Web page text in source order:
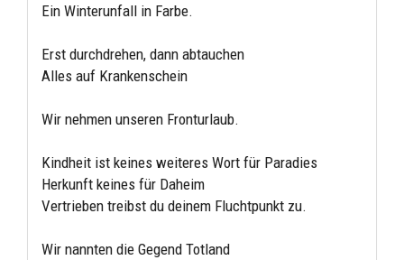
Ein Winterunfall in Farbe.
Erst durchdrehen, dann abtauchen
Alles auf Krankenschein
Wir nehmen unseren Fronturlaub.
Kindheit ist keines weiteres Wort für Paradies
Herkunft keines für Daheim
Vertrieben treibst du deinem Fluchtpunkt zu.
Wir nannten die Gegend Totland